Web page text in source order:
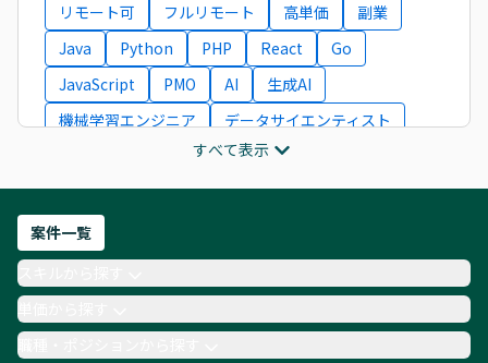
リモート可 フルリモート 高単価
副業
Java
Python PHP React
Go
JavaScript
PMO AI
生成AI
機械学習エンジニア
データサイエンティスト
ITコンサルタント
フロントエンドエンジニア
ネットワークエンジニア
AIエンジニア
Webデザイナー
月収100万円 業務委託
COBOL
Ruby
TypeScript
Laravel AWS
すべて表示
案件一覧
単価から探す
職種・ポジションから探す